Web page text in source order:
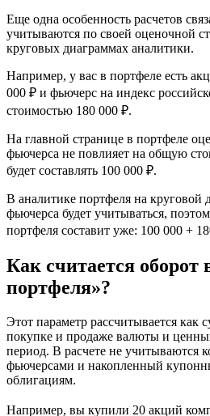
Еще одна особенность расчетов
учитываются по своей оценочной
круговых диаграммах аналитики.
Например, у вас в портфеле есть
000 ₽ и фьючерс на индекс
стоимостью 180 000 ₽.
На главной странице в портфеле
фьючерса не повлияет на общую
будет составлять 100 000 ₽.
В аналитике портфеля на круговой
фьючерса будет учитываться,
портфеля составит уже: 100 000 +
Как считается оборот
портфеля»?
Этот параметр рассчитывается как
покупке и продаже валюты и
период. В расчете не учитываются
фьючерсами и накопленный
облигациям.
Например, вы купили 20 акций